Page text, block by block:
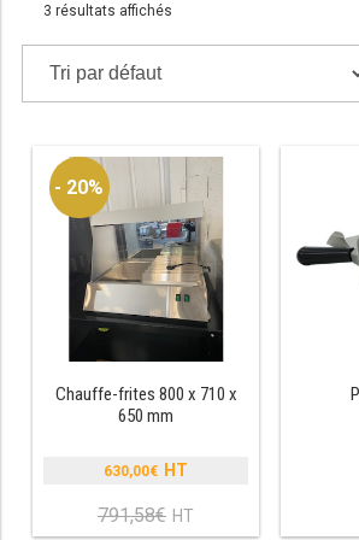
TABLE RÉFRIGÉRÉE
TABLE 600
TABLE 700 – 2 PORTES
TABLE 700 – 3 PORTES
TABLE 700 – 4 PORTES
TABLE 800
3 résultats affichés
- 20%
Chauffe-frites 800 x 710 x
650 mm
791,58€
prix
630,00€
Le